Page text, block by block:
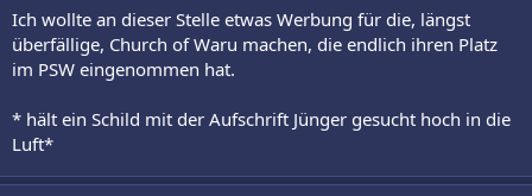
Ich wollte an dieser Stelle etwas Werbung für die, längst
überfällige, Church of Waru machen, die endlich ihren Platz
im PSW eingenommen hat.
* hält ein Schild mit der Aufschrift Jünger gesucht hoch in die
Luft*